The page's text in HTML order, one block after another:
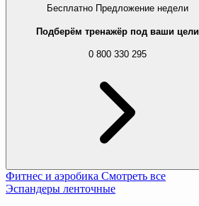
Бесплатно Предложение недели
Подберём тренажёр под ваши цели
0 800 330 295
Фитнес и аэробика Смотреть все
Эспандеры ленточные